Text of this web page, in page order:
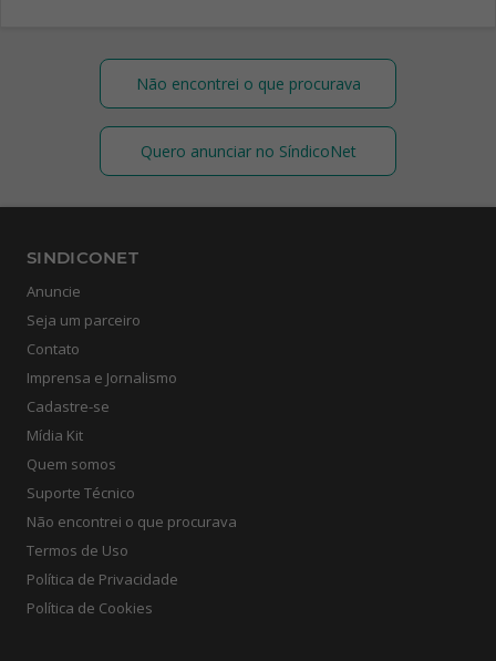
Não encontrei o que procurava
Quero anunciar no SíndicoNet
SINDICONET
Anuncie
Seja um parceiro
Contato
Imprensa e Jornalismo
Cadastre-se
Mídia Kit
Quem somos
Suporte Técnico
Não encontrei o que procurava
Termos de Uso
Política de Privacidade
Política de Cookies